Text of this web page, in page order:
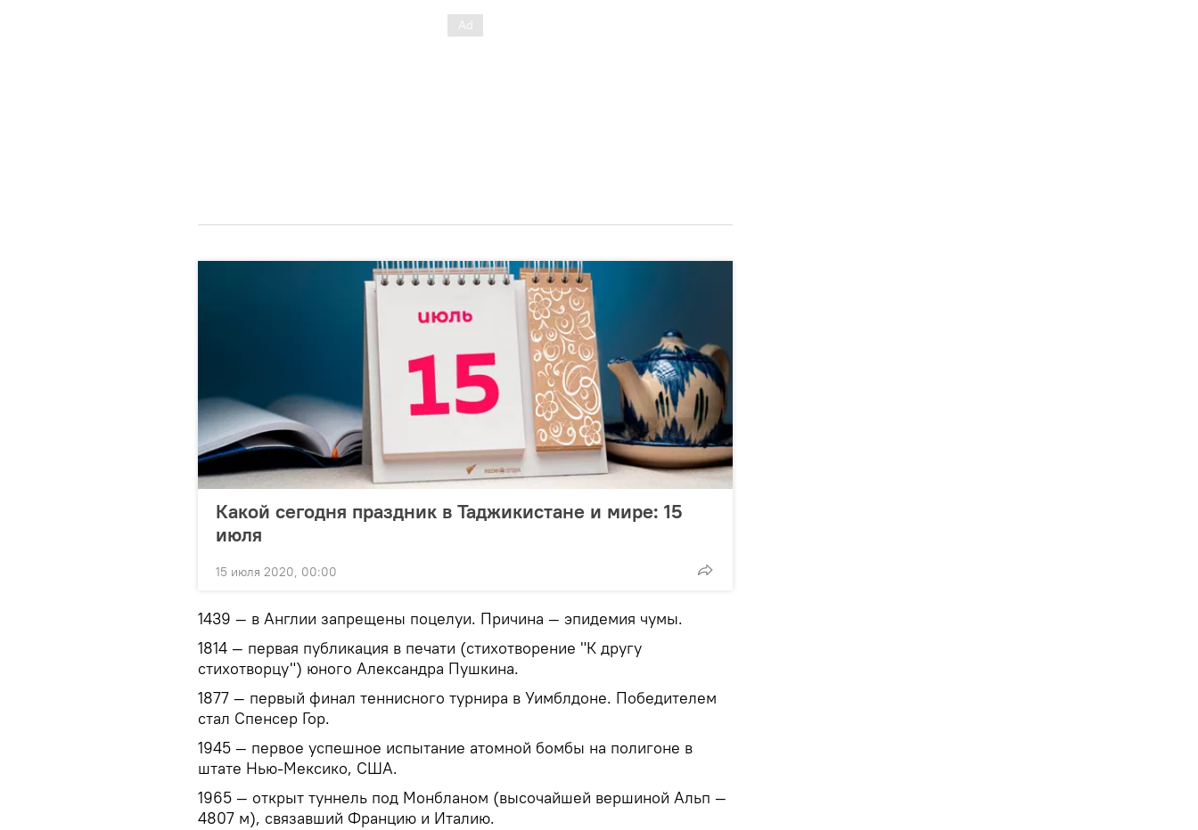
Какой сегодня праздник в Таджикистане и мире: 15
июля
15 июля 2020, 00:00
1439 — в Англии запрещены поцелуи. Причина — эпидемия чумы.
1814 — первая публикация в печати (стихотворение "К другу
стихотворцу") юного Александра Пушкина.
1877 — первый финал теннисного турнира в Уимблдоне. Победителем
стал Спенсер Гор.
1945 — первое успешное испытание атомной бомбы на полигоне в
штате Нью-Мексико, США.
1965 — открыт туннель под Монбланом (высочайшей вершиной Альп —
4807 м), связавший Францию и Италию.